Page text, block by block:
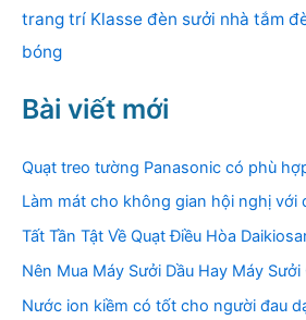
trang trí Klasse đèn sưởi nhà tắm
bóng
Bài viết mới
Quạt treo tường Panasonic có phù
Làm mát cho không gian hội nghị với
Tất Tần Tật Về Quạt Điều Hòa
Nên Mua Máy Sưởi Dầu Hay Máy Sưởi
Nước ion kiềm có tốt cho người đau